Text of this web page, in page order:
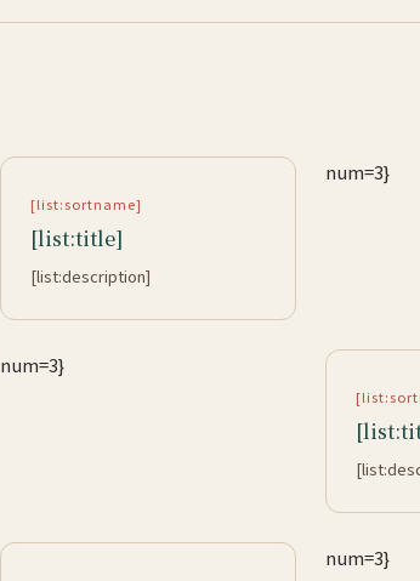
[list:sortname]
[list:title]
[list:description]
num=3}
num=3}
num=3}